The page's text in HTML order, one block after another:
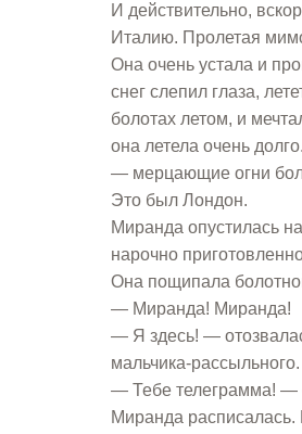
И действительно,
Италию. Пролетая
Она очень устала и
снег слепил глаза,
болотах летом, и
она летела очень
— мерцающие огни
Это был Лондон.
Миранда опустилась
нарочно
Она пощипала
— Миранда! Миранда!
— Я здесь! —
мальчика-рассыльного.
— Тебе телеграмма! —
Миранда расписалась.